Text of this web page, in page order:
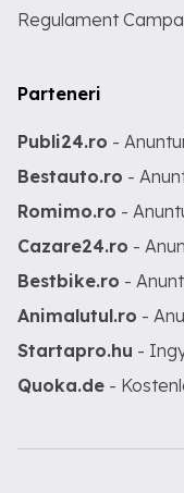
Regulament
Parteneri
Publi24.ro -
Bestauto.ro -
Romimo.ro -
Cazare24.ro -
Bestbike.ro -
Animalutul.ro -
Startapro.hu -
Quoka.de -